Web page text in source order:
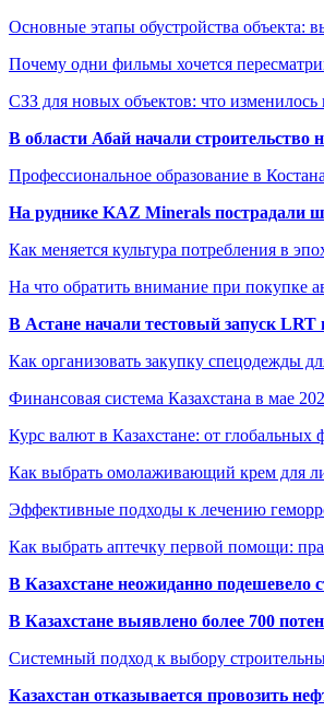
Основные этапы обустройства объекта:
Почему одни фильмы хочется
СЗЗ для новых объектов: что изменилось
В области Абай начали строительство
Профессиональное образование в
На руднике KAZ Minerals пострадали
Как меняется культура потребления в
На что обратить внимание при покупке
В Астане начали тестовый запуск LRT
Как организовать закупку спецодежды
Финансовая система Казахстана в мае
Курс валют в Казахстане: от
Как выбрать омолаживающий крем для
Эффективные подходы к лечению
Как выбрать аптечку первой помощи:
В Казахстане неожиданно подешевело
В Казахстане выявлено более 700
Системный подход к выбору
Казахстан отказывается провозить